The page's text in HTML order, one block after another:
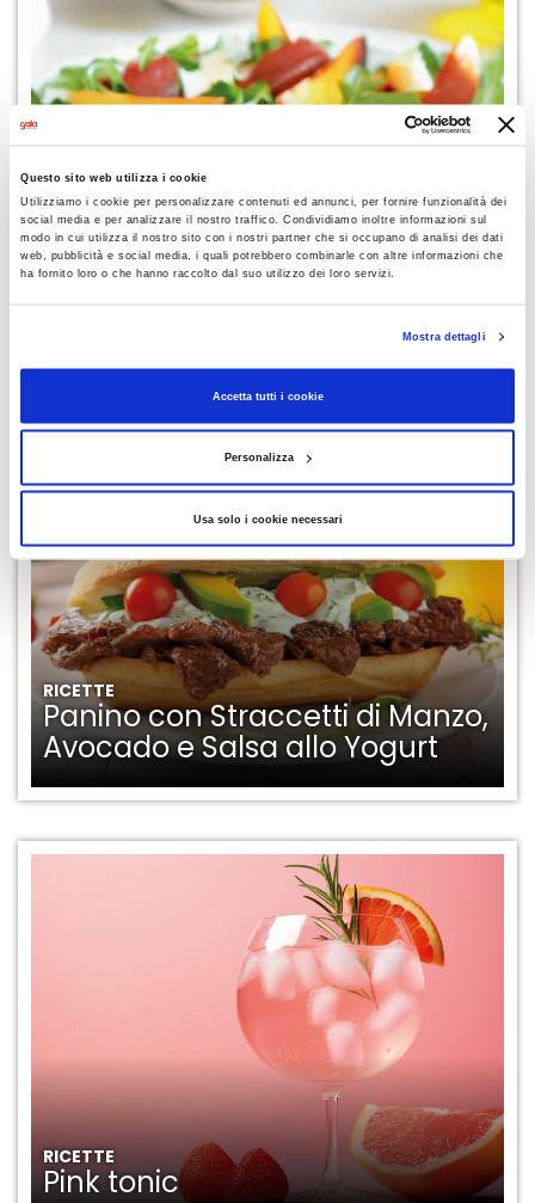
Questo sito web utilizza i cookie
Utilizziamo i cookie per personalizzare contenuti ed annunci, per fornire funzionalità dei
social media e per analizzare il nostro traffico. Condividiamo inoltre informazioni sul
modo in cui utilizza il nostro sito con i nostri partner che si occupano di analisi dei dati
web, pubblicità e social media, i quali potrebbero combinarle con altre informazioni che
ha fornito loro o che hanno raccolto dal suo utilizzo dei loro servizi.
Mostra dettagli
Accetta tutti i cookie
Personalizza
Usa solo i cookie necessari
RICETTE
Panino con Straccetti di Manzo,
Avocado e Salsa allo Yogurt
RICETTE
Pink tonic